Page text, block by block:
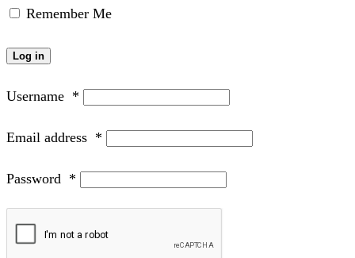
Remember Me
Log in
Username *
Email address *
Password *